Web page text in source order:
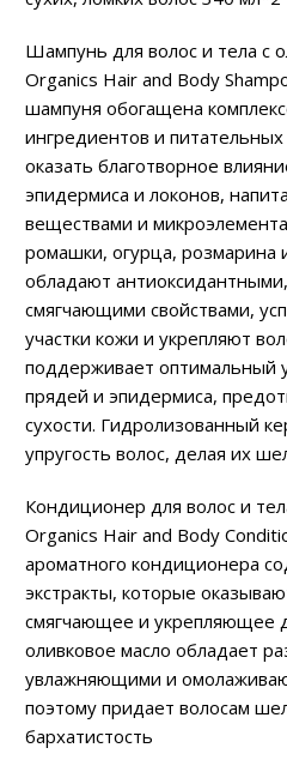
Шампунь для волос и тела с
Organics Hair and Body
шампуня обогащена
ингредиентов и
оказать благотворное
эпидермиса и локонов,
веществами и
ромашки, огурца, розмарина
обладают
смягчающими свойствами,
участки кожи и укрепляют
поддерживает оптимальный
прядей и эпидермиса,
сухости. Гидролизованный
упругость волос, делая их
Кондиционер для волос и
Organics Hair and Body
ароматного кондиционера
экстракты, которые
смягчающее и укрепляющее
оливковое масло обладает
увлажняющими и
поэтому придает волосам
бархатистость